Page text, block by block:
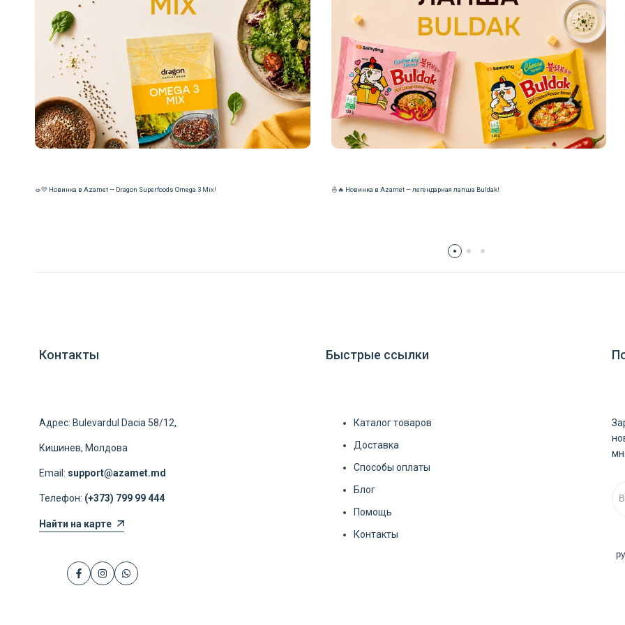
🥗💛 Новинка в Azamet — Dragon Superfoods Omega 3 Mix! 🍜🔥 Новинка в Azamet — легендарная лапша Buldak!
Контакты
Адрес: Bulevardul Dacia 58/12,
Кишинев, Молдова
Email: support@azamet.md
Телефон: (+373) 799 99 444
Найти на карте
FacebookInstagramWhatsApp
Быстрые ссылки
Каталог товаров
Доставка
Способы оплаты
Блог
Помощь
Контакты